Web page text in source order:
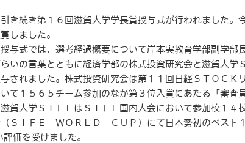
き続き第１６回滋賀大学学長賞授与式が行われました。
しました。
与式では、選考経過概要について岸本実教育学部副学部
らいの言葉とともに経済学部の株式投資研究会と滋賀大学
されました。株式投資研究会は第１１回日経ＳＴＯＣＫ
て１５６５チーム参加のなか第３位入賞にあたる「審査
賀大学ＳＩＦＥはＳＩＦＥ国内大会において参加校１４
ＳＩＦＥ ＷＯＲＬＤ ＣＵＰ）にて日本勢初のベスト
価を受けました。